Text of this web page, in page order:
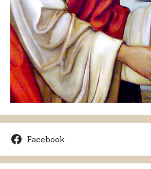
Facebook